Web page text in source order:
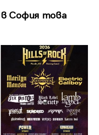
в София това